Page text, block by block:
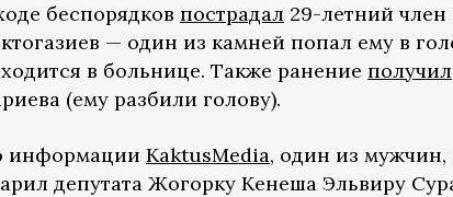
беспорядков пострадал 29-летний
— один из камней попал ему в
в больнице. Также ранение получил
(ему разбили голову).
информации KaktusMedia, один из
депутата Жогорку Кенеша Эльвиру